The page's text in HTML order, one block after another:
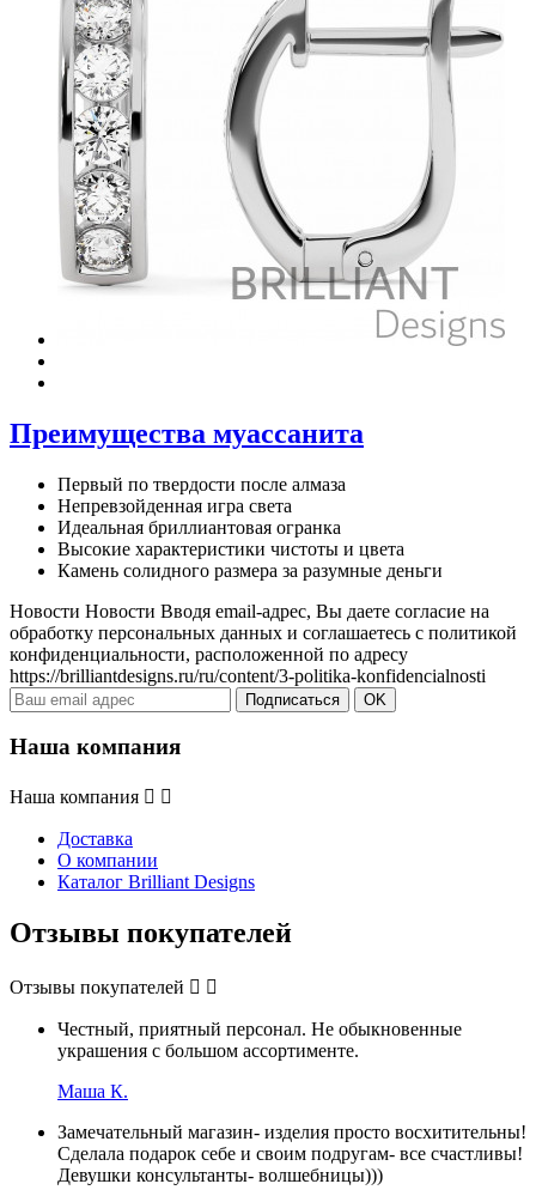
Преимущества муассанита
Первый по твердости после алмаза
Непревзойденная игра света
Идеальная бриллиантовая огранка
Высокие характеристики чистоты и цвета
Камень солидного размера за разумные деньги
Новости Новости Вводя email-адрес, Вы даете согласие на
обработку персональных данных и соглашаетесь c политикой
конфиденциальности, расположенной по адресу
https://brilliantdesigns.ru/ru/content/3-politika-konfidencialnosti
Наша компания
Наша компания  
Доставка
О компании
Каталог Brilliant Designs
Отзывы покупателей
Отзывы покупателей  
Честный, приятный персонал. Не обыкновенные
украшения с большом ассортименте.
Маша К.
Замечательный магазин- изделия просто восхитительны!
Сделала подарок себе и своим подругам- все счастливы!
Девушки консультанты- волшебницы)))